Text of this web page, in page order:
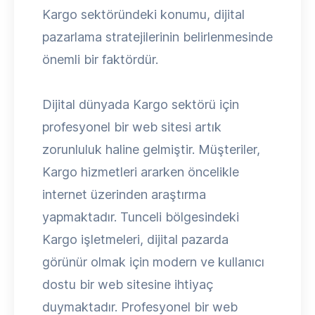
Kargo sektöründeki konumu, dijital
pazarlama stratejilerinin belirlenmesinde
önemli bir faktördür.
Dijital dünyada Kargo sektörü için
profesyonel bir web sitesi artık
zorunluluk haline gelmiştir. Müşteriler,
Kargo hizmetleri ararken öncelikle
internet üzerinden araştırma
yapmaktadır. Tunceli bölgesindeki
Kargo işletmeleri, dijital pazarda
görünür olmak için modern ve kullanıcı
dostu bir web sitesine ihtiyaç
duymaktadır. Profesyonel bir web